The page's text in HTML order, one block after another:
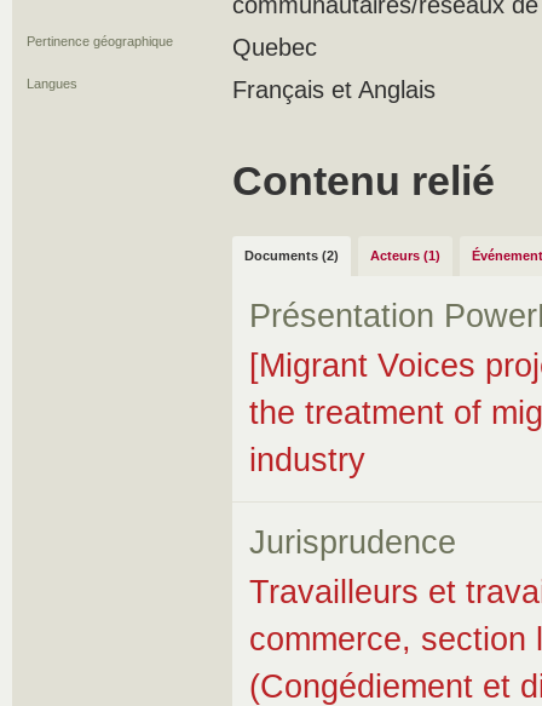
Pertinence géographique Quebec
Langues Français et Anglais
Contenu relié
Documents (2) Acteurs (1)
Présentation
[Migrant Voices
the treatment of
industry
Jurisprudence
Travailleurs et
commerce, section
(Congédiement et